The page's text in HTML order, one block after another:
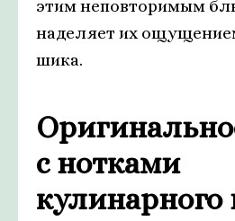
этим неповторимым
наделяет их
шика.
с нотками